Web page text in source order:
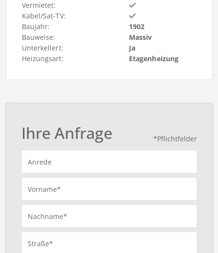
Vermietet:
Kabel/Sat-TV:
Baujahr:
1902
Bauweise:
Massiv
Unterkellert:
Ja
Heizungsart:
Etagenheizung
*Pflichtfelder
Ihre Anfrage
Anrede
Vorname*
Nachname*
Straße*